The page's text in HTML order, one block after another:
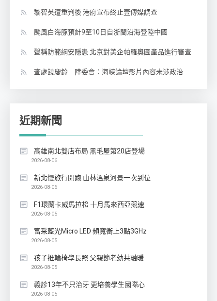
黎智英遭重判後 港府宣布終止壹傳媒調查
颱風白海豚預計9至10日自浙閩沿海登陸中國
聲稱防範網安隱患 北京對美企帕羅奧圖產品進行審查
查處饒慶鈴 陸委會：海峽論壇影片內容未涉政治
近期新聞
高雄南北雙店布局 黑毛屋第20店登場
2026-08-06
新北慢旅行開跑 山林溫泉河景一次到位
2026-08-06
F1環蘭卡威馬拉松 十月馬來西亞競速
2026-08-05
富采藍光Micro LED 頻寬衝上3點3GHz
2026-08-05
孩子推輪椅學長照 父親節老幼共融暖
2026-08-05
義診13年不只治牙 更培養學生國際心
2026-08-05